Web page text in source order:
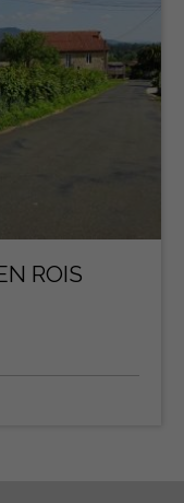
ROIS